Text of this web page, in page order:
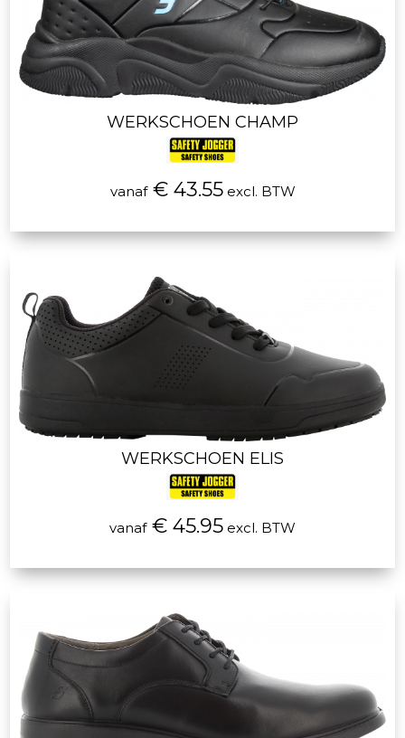
WERKSCHOEN CHAMP
vanaf€ 43.55excl. BTW
WERKSCHOEN ELIS
vanaf€ 45.95 excl. BTW